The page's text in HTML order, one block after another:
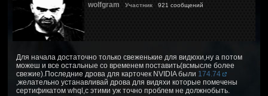
wolfgram Участник 921 сообщений
Для начала достаточно только свеженькие для видюхи,ну а потом
можеш и все остальные со временем поставить(всмысле более
свежие).Последние дрова для карточек NVIDIA были 174.74
,желательно устанавливай дрова для видяхи которые помечены
сертификатом whql,с этими уж точно проблем не должнобыть.